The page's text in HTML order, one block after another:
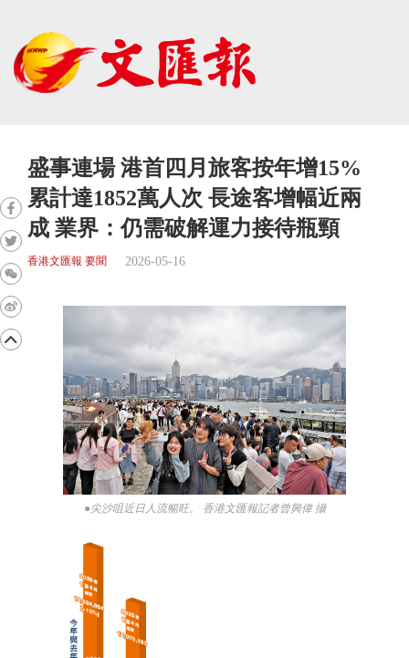
盛事連場 港首四月旅客按年增15%
累計達1852萬人次 長途客增幅近兩
成 業界：仍需破解運力接待瓶頸
香港文匯報 要聞 2026-05-16
●尖沙咀近日人流暢旺。 香港文匯報記者曾興偉 攝